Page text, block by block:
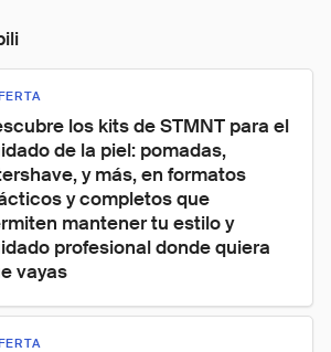
los kits de STMNT para el
de la piel: pomadas,
y más, en formatos
y completos que
mantener tu estilo y
profesional donde quiera
vayas